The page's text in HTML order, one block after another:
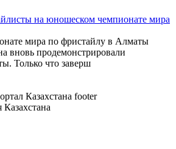
на юношеском чемпионате мира
мира по фристайлу в Алматы
вновь продемонстрировали
Только что заверш
Казахстана